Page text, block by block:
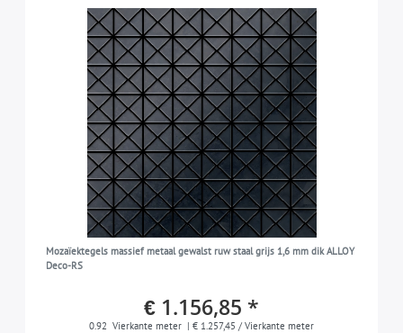
Mozaïektegels massief metaal gewalst ruw staal grijs 1,6 mm dik ALLOY
Deco-RS
€ 1.156,85 *
0.92 Vierkante meter | € 1.257,45 / Vierkante meter